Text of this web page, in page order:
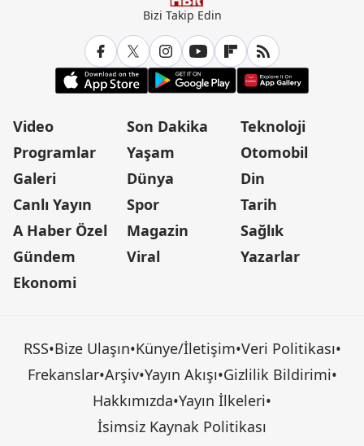
Bizi Takip Edin
Video
Programlar
Galeri
Canlı Yayın
A Haber Özel
Gündem
Ekonomi
Son Dakika
Yaşam
Dünya
Spor
Magazin
Viral
Teknoloji
Otomobil
Din
Tarih
Sağlık
Yazarlar
RSS•Bize Ulaşın•Künye/İletişim•Veri Politikası•
Frekanslar•Arşiv•Yayın Akışı•Gizlilik Bildirimi•
Hakkımızda•Yayın İlkeleri•
İsimsiz Kaynak Politikası